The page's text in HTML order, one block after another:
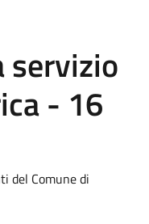
servizio
- 16
del Comune di